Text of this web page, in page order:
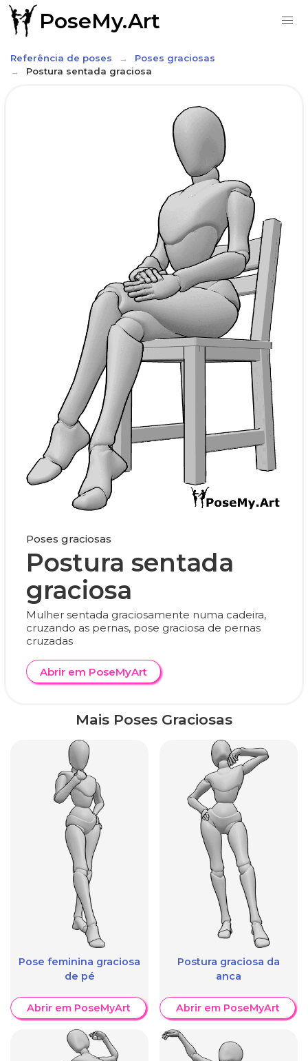
PoseMy.Art
Referência de poses
Poses graciosas
Postura sentada graciosa
Poses graciosas
Postura sentada
graciosa
Mulher sentada graciosamente numa cadeira,
cruzando as pernas, pose graciosa de pernas
cruzadas
Abrir em PoseMyArt
Mais Poses Graciosas
Pose feminina graciosa
de pé
Abrir em PoseMyArt
Postura graciosa da
anca
Abrir em PoseMyArt